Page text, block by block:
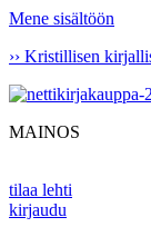
Mene sisältöön
›› Kristillisen
MAINOS
tilaa lehti
kirjaudu